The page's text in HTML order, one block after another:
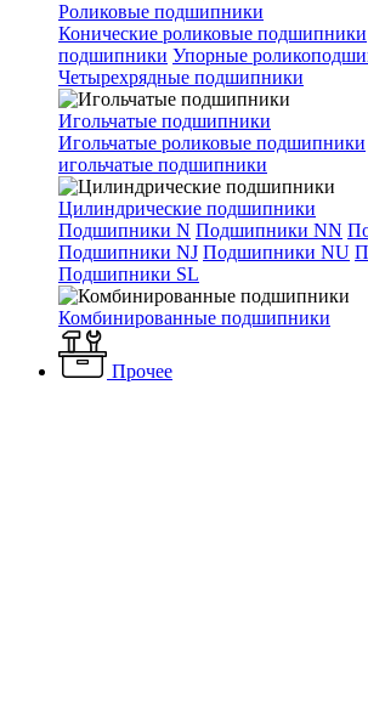
Роликовые подшипники
Конические роликовые подшипники
подшипники Упорные
Четырехрядные подшипники
Игольчатые подшипники
Игольчатые роликовые подшипники
игольчатые подшипники
Цилиндрические подшипники
Подшипники N Подшипники NN
Подшипники NJ Подшипники NU
Подшипники SL
Комбинированные подшипники
Прочее